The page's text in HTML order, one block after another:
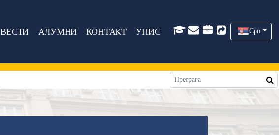
ВЕСТИ АЛУМНИ КОНТАКТ УПИС Срп